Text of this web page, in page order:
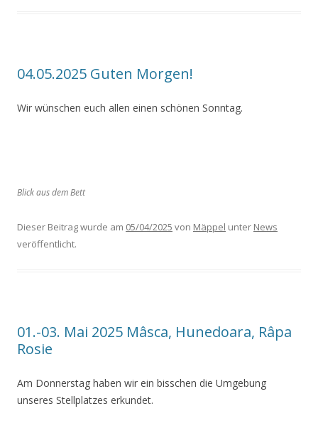
04.05.2025 Guten Morgen!
Wir wünschen euch allen einen schönen Sonntag.
Blick aus dem Bett
Dieser Beitrag wurde am 05/04/2025 von Mäppel unter News
veröffentlicht.
01.-03. Mai 2025 Mâsca, Hunedoara, Râpa
Rosie
Am Donnerstag haben wir ein bisschen die Umgebung
unseres Stellplatzes erkundet.